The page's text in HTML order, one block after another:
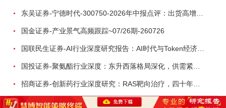
东吴证券-宁德时代-300750-2026年中报点评：出货高增业绩稳健，回购彰显龙头信心-260726
国金证券-产业景气高频跟踪~07/26期-260726
国联民生证券-AI行业深度研究报告：AI时代与Token经济，从技术符号到数字石油-260801
招商证券-创新药行业深度研究：RAS靶向治疗，四十年不可成药的终结，与终结之后的治疗格局演化-260805